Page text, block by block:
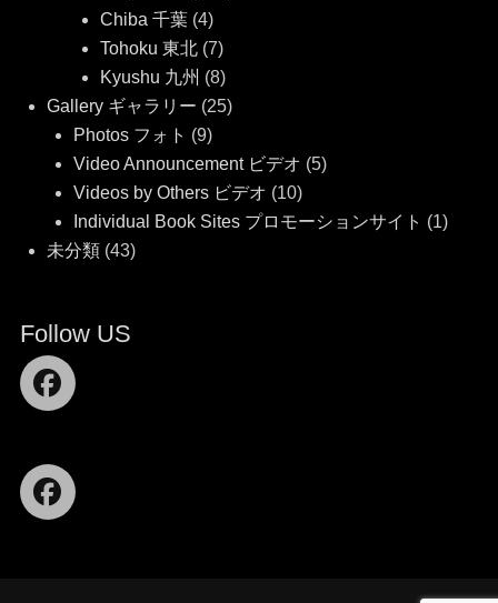
Chiba 千葉(4)
Tohoku 東北(7)
Kyushu 九州 (8)
Gallery ギャラリー (25)
Photos フォト (9)
Video Announcement ビデオ (5)
Videos by Others ビデオ (10)
Individual Book Sites プロモーションサイト (1)
未分類(43)
Follow US
Facebook
Facebook